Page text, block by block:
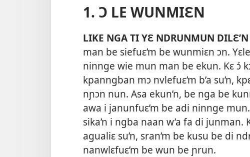
1. Ɔ LE WUNMIƐN
LIKE NGA TI YƐ NDRUNMUN
man be siefuɛ’m be wunmiɛn ɔn.
ninnge wie mun man be ekun. Kɛ ɔ́
kpanngban mɔ nvlefuɛ’m b’a su’n,
nɲɔn nun. Asa ekun’n, be nga be
awa i janunfuɛ’m be adi ninnge
sika’n i ngba naan w’a fa di junman.
agualiɛ su’n, sran’m be kusu be di
nanwlɛfuɛ’m be wun be ɲrun.